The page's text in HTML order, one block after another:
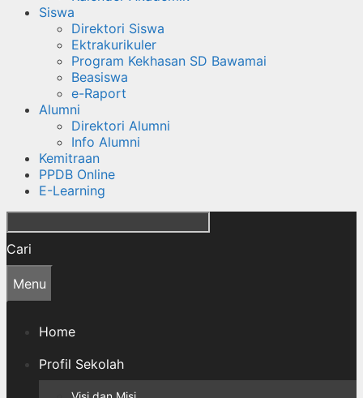
Siswa
Direktori Siswa
Ektrakurikuler
Program Kekhasan SD Bawamai
Beasiswa
e-Raport
Alumni
Direktori Alumni
Info Alumni
Kemitraan
PPDB Online
E-Learning
Cari
Menu
Home
Profil Sekolah